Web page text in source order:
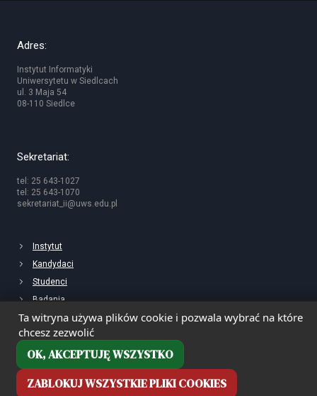
Ta witryna używa plików cookie i pozwala wybrać na które
chcesz zezwolić
OK, AKCEPTUJĘ WSZYSTKO
ZABLOKUJ WSZYSTKIE PLIKI COOKIES
Adres:
Instytut Informatyki
Uniwersytetu w Siedlcach
ul. 3 Maja 54
08-110 Siedlce
Sekretariat:
tel: 25 643-1027
tel: 25 643-1070
sekretariat_ii@uws.edu.pl
Instytut
Kandydaci
Studenci
Badania